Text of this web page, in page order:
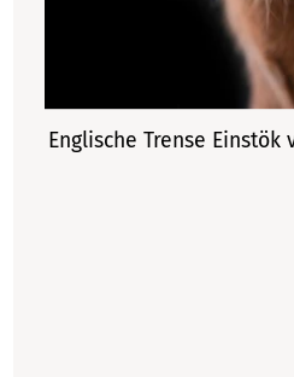
Englische Trense Einstök